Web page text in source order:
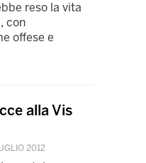
reso la vita
con
offese e
alla Vis
2012